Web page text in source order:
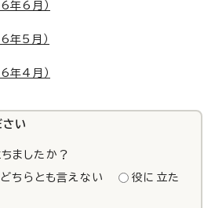
年6月）
年5月）
年4月）
い
ましたか？
どちらとも言えない
役に立た